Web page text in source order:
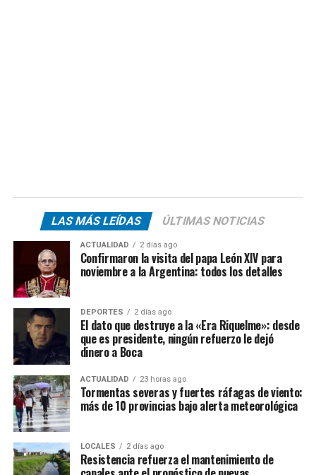
LAS MÁS LEÍDAS ÚLTIMAS NOTICIAS
ACTUALIDAD 2 días ago
Confirmaron la visita del papa León XIV para
noviembre a la Argentina: todos los detalles
DEPORTES 2 días ago
El dato que destruye a la «Era Riquelme»: desde
que es presidente, ningún refuerzo le dejó
dinero a Boca
ACTUALIDAD 23 horas ago
Tormentas severas y fuertes ráfagas de viento:
más de 10 provincias bajo alerta meteorológica
LOCALES 2 días ago
Resistencia refuerza el mantenimiento de